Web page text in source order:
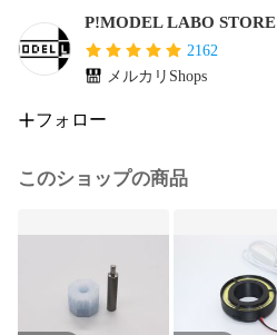
P!MODEL LABO STORE
2162
メルカリShops
フォロー
このショップの商品